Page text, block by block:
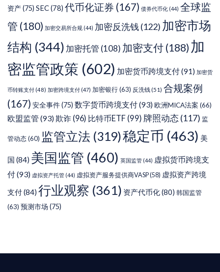
资产(75) SEC(78) 代币化证券 (167) 债券代币化 (44) 全球监
管 (180) 加密交易所合规 (44) 加密反洗钱 (122) 加密市场
结构 (344) 加密托管 (108) 加密支付 (188) 加
密监管政策 (602) 加密货币跨境支付(91) 加密货
币转账支付 (48) 加密跨境支付 (47) 加密银行(63) 反洗钱(51) 合规案例
(167) 安全事件(75) 数字货币跨境支付(93)欧洲MICA法案 (66)
欧盟监管 (93)欺诈 (96) 比特币ETF (99) 牌照动态 (117) 监
管动态(60) 监管立法 (319)稳定币 (463) 美
国 (84) 美国监管 (460) 英国监管 (44) 虚拟货币跨境支
付(93) 虚拟资产托管 (44) 虚拟资产服务提供商VASP(58) 虚拟资产跨境
支付(84) 行业观察 (361) 资产代币化(80) 韩国监管
(63) 预测市场 (75)